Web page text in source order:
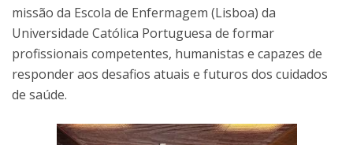
missão da Escola de Enfermagem (Lisboa) da
Universidade Católica Portuguesa de formar
profissionais competentes, humanistas e capazes de
responder aos desafios atuais e futuros dos cuidados
de saúde.